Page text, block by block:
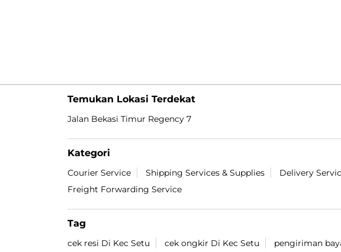
Temukan Lokasi Terdekat
Jalan Bekasi Timur Regency 7
Kategori
Courier Service Shipping Services & Supplies Delivery
Freight Forwarding Service
Tag
cek resi Di Kec Setu cek ongkir Di Kec Setu pengiriman